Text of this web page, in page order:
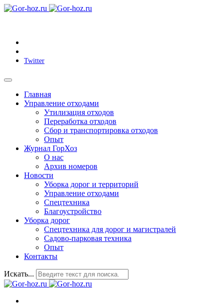
Twitter
Главная
Управление отходами
Утилизация отходов
Переработка отходов
Сбор и транспортировка отходов
Опыт
Журнал ГорХоз
О нас
Архив номеров
Новости
Уборка дорог и территорий
Управление отходами
Спецтехника
Благоустройство
Уборка дорог
Спецтехника для дорог и магистралей
Садово-парковая техника
Опыт
Контакты
Искать...